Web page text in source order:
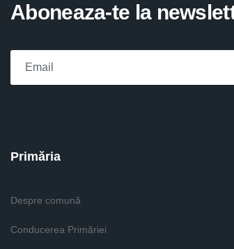
Aboneaza-te la
Primăria
Despre comună
Conducerea Primăriei